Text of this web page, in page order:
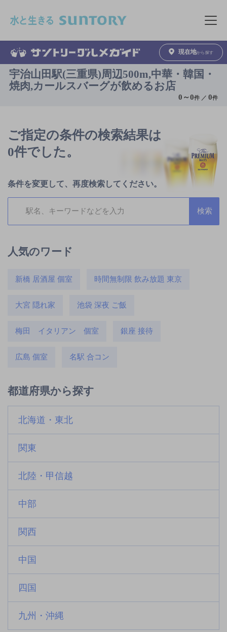
メニュ
現在地から探す
宇治山田駅(三重県)周辺500m,中華・韓国・
焼肉,カールスバーグが飲めるお店
0 ～0件 ／0件
ご指定の条件の検索結果は
0件でした。
条件を変更して、再度検索してください。
人気のワード
新橋 居酒屋 個室 時間無制限 飲み放題 東京
大宮 隠れ家 池袋 深夜 ご飯
梅田 イタリアン 個室 銀座 接待
広島 個室 名駅 合コン
都道府県から探す
北海道・東北
関東
北陸・甲信越
中部
関西
中国
四国
九州・沖縄